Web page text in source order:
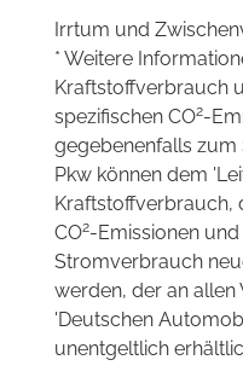
Irrtum und
* Weitere
Kraftstoffverbrauch
spezifischen CO2-
gegebenenfalls
Pkw können dem
Kraftstoffverbrauch,
CO2-Emissionen
Stromverbrauch
werden, der an
'Deutschen
unentgeltlich